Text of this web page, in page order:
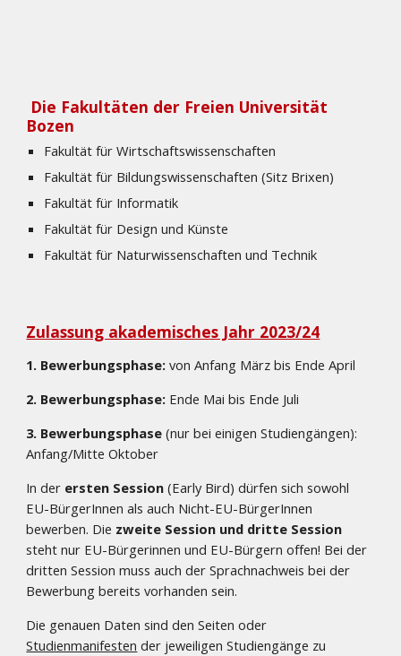
Die Fakultäten der Freien Universität
Bozen
Fakultät für Wirtschaftswissenschaften
Fakultät für Bildungswissenschaften (Sitz Brixen)
Fakultät für Informatik
Fakultät für Design und Künste
Fakultät für Naturwissenschaften und Technik
Zulassung akademisches Jahr 2023/24
1. Bewerbungsphase: von Anfang März bis Ende April
2. Bewerbungsphase: Ende Mai bis Ende Juli
3. Bewerbungsphase (nur bei einigen Studiengängen):
Anfang/Mitte Oktober
In der ersten Session (Early Bird) dürfen sich sowohl
EU-BürgerInnen als auch Nicht-EU-BürgerInnen
bewerben. Die zweite Session und dritte Session
steht nur EU-Bürgerinnen und EU-Bürgern offen! Bei der
dritten Session muss auch der Sprachnachweis bei der
Bewerbung bereits vorhanden sein.
Studienmanifesten der jeweiligen Studiengänge zu